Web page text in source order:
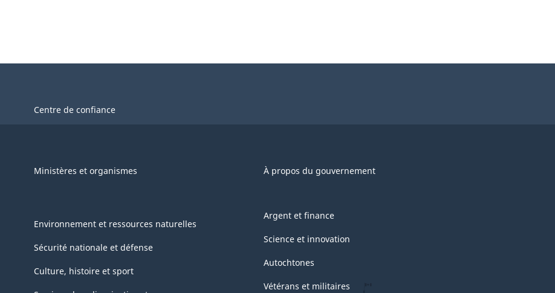
Centre de confiance
Ministères et organismes À propos du gouvernement
Environnement et ressources naturelles
Sécurité nationale et défense
Culture, histoire et sport
Argent et finance
Science et innovation
Autochtones
Vétérans et militaires